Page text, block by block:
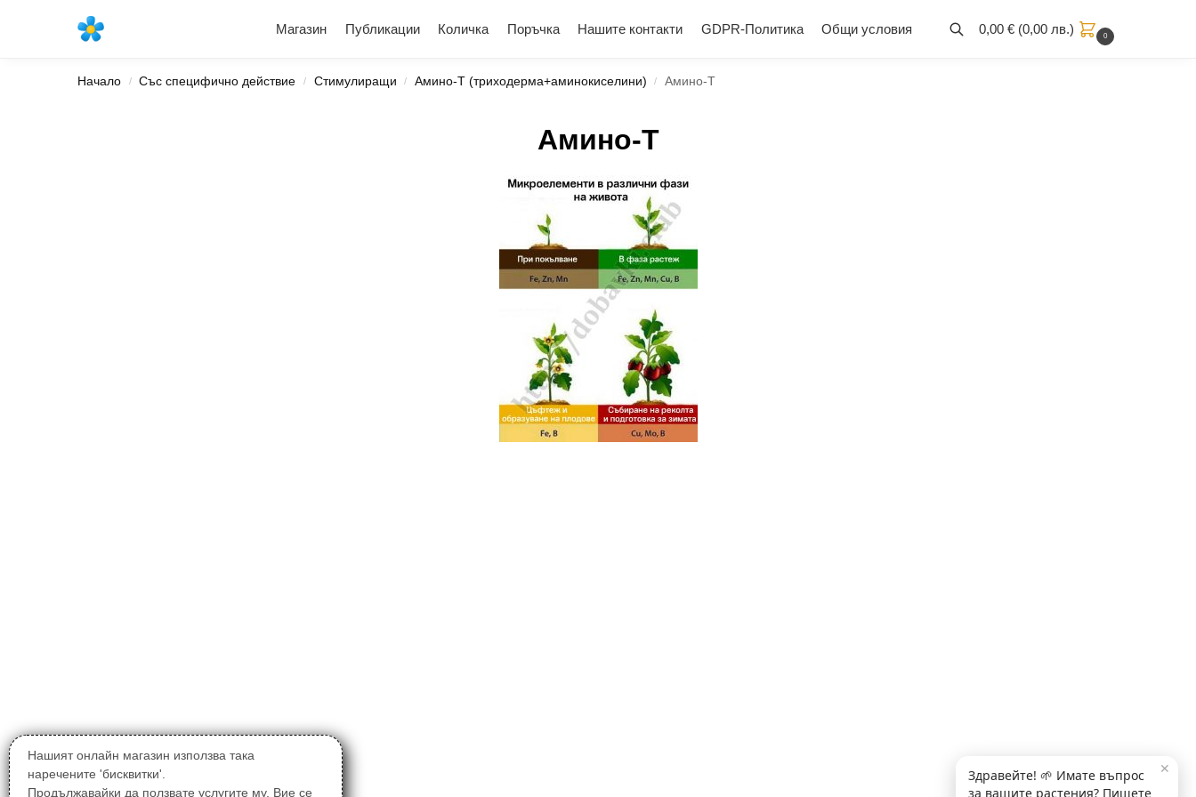
Магазин Публикации Количка Поръчка Нашите контакти GDPR-Политика Общи условия
Най-новите продукти 0,00 € (0,00 лв.) 0
Начало / Със специфично действие / Стимулиращи / Амино-Т (триходерма+аминокиселини) / Амино-Т
Амино-Т
Нашият онлайн магазин използва така
наречените 'бисквитки'.
Продължавайки да ползвате услугите му, Вие се